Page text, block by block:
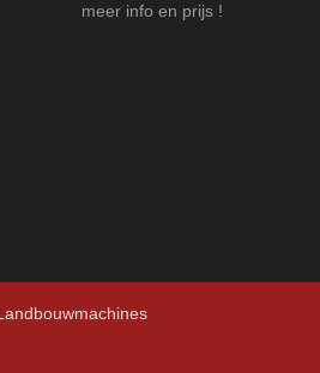
meer info en prijs !